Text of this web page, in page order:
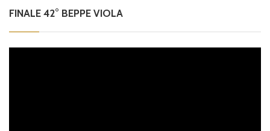
FINALE 42° BEPPE VIOLA